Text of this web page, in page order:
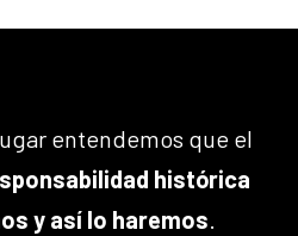
entendemos que el
histórica
y así lo haremos.